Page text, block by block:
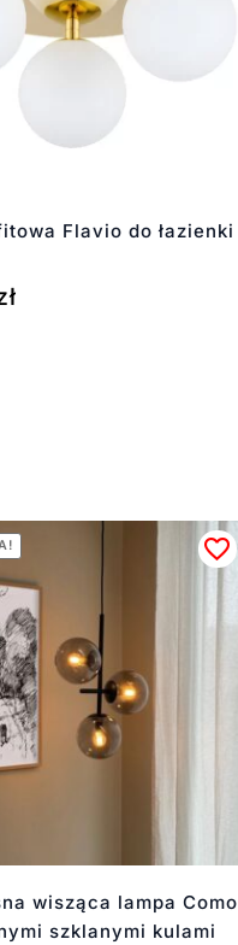
Flavio do łazienki
wisząca lampa Como
szklanymi kulami